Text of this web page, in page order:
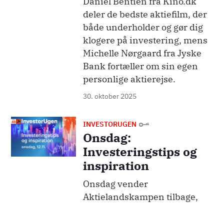
deler de bedste aktiefilm, der
både underholder og gør dig
klogere på investering, mens
Michelle Nørgaard fra Jyske
Bank fortæller om sin egen
personlige aktierejse.
30. oktober 2025
Billede INVESTORUGEN
Onsdag:
Investeringstips og
inspiration
Onsdag vender
Aktielandskampen tilbage,